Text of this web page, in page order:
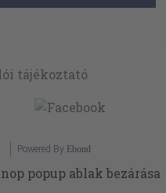
Powered By Ebond